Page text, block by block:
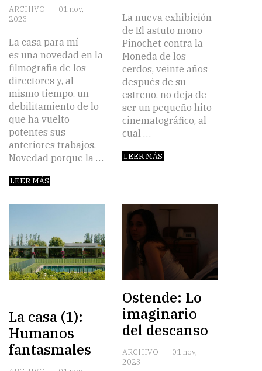
ARCHIVO
01 nov,
2023
La casa para mí
es una novedad en la
filmografía de los
directores y, al
mismo tiempo, un
debilitamiento de lo
que ha vuelto
potentes sus
anteriores trabajos.
Novedad porque la …
LEER MÁS
La nueva exhibición
de El astuto mono
Pinochet contra la
Moneda de los
cerdos, veinte años
después de su
estreno, no deja de
ser un pequeño hito
cinematográfico, al
cual …
LEER MÁS
La casa (1):
Humanos
fantasmales
Ostende: Lo
imaginario
del descanso
ARCHIVO
01 nov,
2023